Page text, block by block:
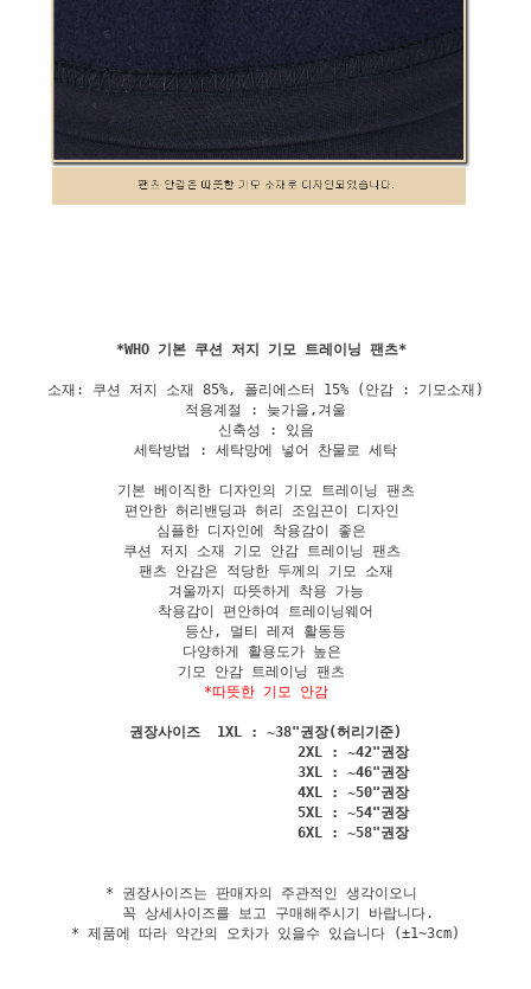
*WHO 기본 쿠션 저지 기모 트레이닝 팬츠
소재: 쿠션 저지 소재 85%, 폴리에스터 15% (안감 : 기모소재)
적용계절 : 늦가을,겨울
신축성 : 있음
세탁방법 : 세탁망에 넣어 찬물로 세탁
기본 베이직한 디자인의 기모 트레이닝 팬츠
편안한 허리밴딩과 허리 조임끈이 디자인
심플한 디자인에 착용감이 좋은
쿠션 저지 소재 기모 안감 트레이닝 팬츠
팬츠 안감은 적당한 두께의 기모 소재
겨울까지 따뜻하게 착용 가능
착용감이 편안하여 트레이닝웨어
등산, 멀티 레져 활동등
다양하게 활용도가 높은
*따뜻한 기모 안감
권장사이즈  1XL : ~38"권장(허리기준)
                     6XL : ~58"권장
* 권장사이즈는 판매자의 주관적인 생각이오니
* 제품에 따라 약간의 오차가 있을수 있습니다 (±1~3cm)